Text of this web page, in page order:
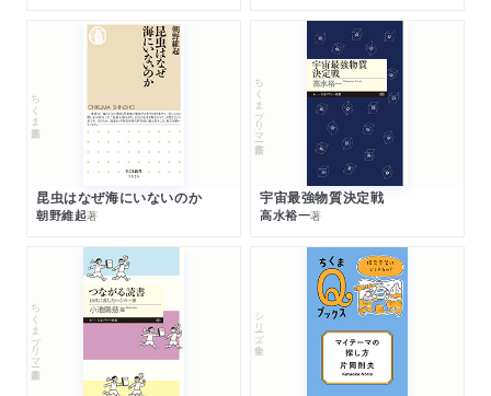
ちくま新書
昆虫はなぜ海にいないのか
朝野維起著
ちくまプリマー新書
宇宙最強物質決定戦
高水裕一著
ちくまプリマー新書 シリーズ・全集